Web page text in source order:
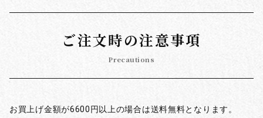
ご注文時の注意事項
Precautions
お買上げ金額が6600円以上の場合は送料無料となります。